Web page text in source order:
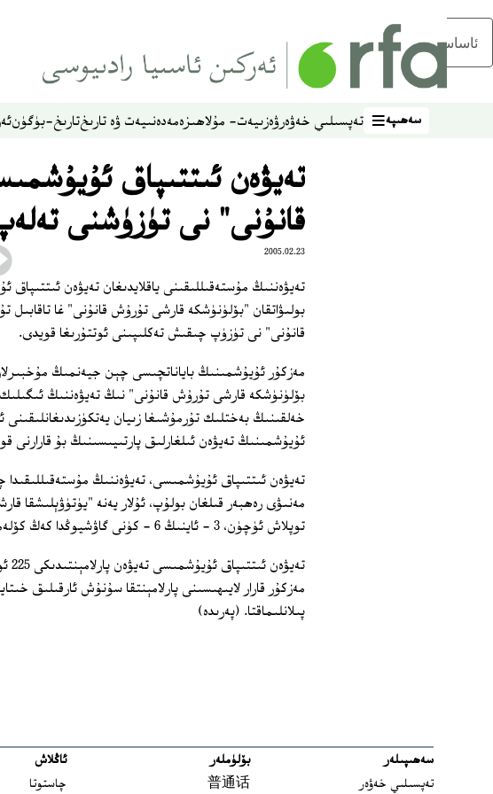
ئاساسلىق مەزمۇنغا ئاتلاڭ
سەھىپە
سەھىپە تەپسىلىي خەۋەرۋەزىيەت- مۇلاھىزەمەدەنىيەت ۋە تارىختارىخ-بۈگۈن
تەيۋەن ئىتتىپاق
قانۇنى" نى تۈزۈشنى
2005.02.23
تەيۋەننىڭ مۇستەقىللىقىنى ياقلايدىغان تەيۋەن
بولىۋاتقان "بۆلۈنۈشكە قارشى تۇرۇش قانۇنى" غا
قانۇنى" نى تۈزۈپ چىقىش تەكلىپىنى ئوتتۇرىغا قويدى.
مەزكۇر ئۇيۇشمىنىڭ باياناتچىسى چېن جيەنمىڭ
بۆلۈنۈشكە قارشى تۇرۇش قانۇنى" نىڭ تەيۋەننىڭ
خەلقىنىڭ بەختلىك تۇرمۇشىغا زىيان
ئۇيۇشمىنىڭ تەيۋەن ئىلغارلىق پارتىيىسىنىڭ بۇ قارارنى
تەيۋەن ئىتتىپاق ئۇيۇشمىسى، تەيۋەننىڭ
مەنىۋى رەھبەر قىلغان بولۇپ، ئۇلار يەنە "يۈتۈۋېلىشقا
توپلاش ئۈچۈن، 3 - ئاينىڭ 6 - كۈنى گاۋشيوڭدا كەڭ كۆلەمدە نامايىش ئېلىپ بارماقچى.
مەزكۇر قارار لايىھىسىنى پارلامېنتقا سۇنۇش ئارقىلىق
پىلانلىماقتا. (پەرىدە)
سەھىپىلەر
تەپسىلىي خەۋەر
بۆلۈملەر
普通话
ئاڭلاش
چاستوتا